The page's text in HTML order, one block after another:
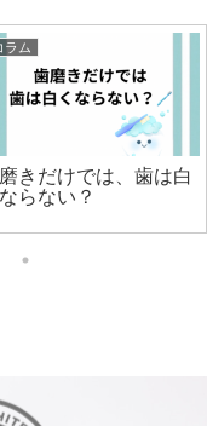
コラム
笑った時、歯の見え方で
印象が変わる⁉️